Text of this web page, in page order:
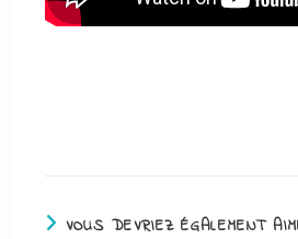
VOUS DEVRIEZ ÉGALEMENT